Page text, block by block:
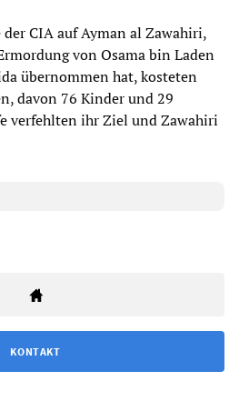
CIA auf Ayman al Zawahiri,
von Osama bin Laden
übernommen hat, kosteten
davon 76 Kinder und 29
verfehlten ihr Ziel und Zawahiri
KONTAKT